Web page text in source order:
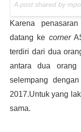
A post shared by
Karena
datang ke corner
terdiri dari dua
antara dua orang
selempang
2017.Untuk yang
sama.